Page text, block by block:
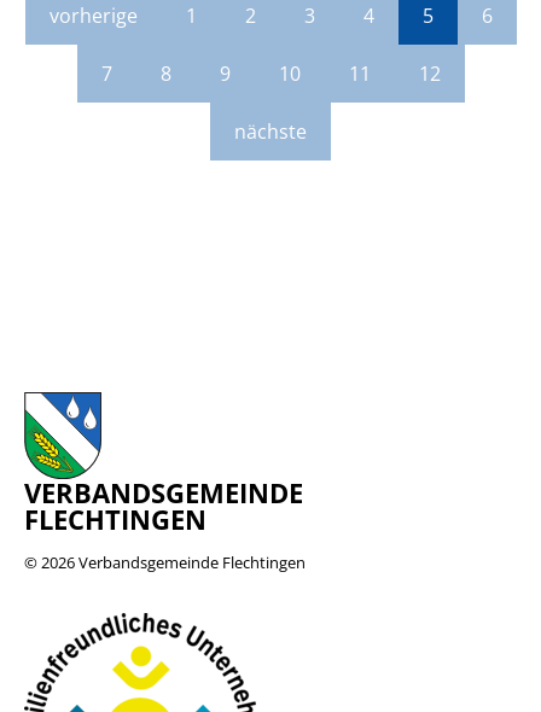
vorherige 1 2 3 4 5 6
7 8 9 10 11 12
nächste
VERBANDSGEMEINDE
FLECHTINGEN
© 2026Verbandsgemeinde Flechtingen